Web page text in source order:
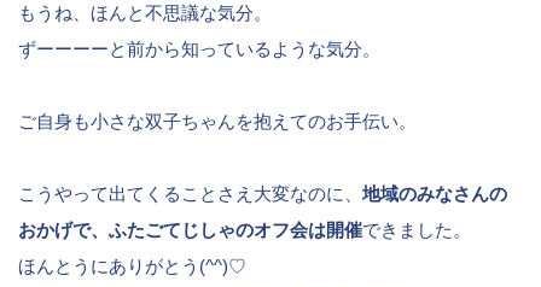
もうね、ほんと不思議な気分。
ずーーーーと前から知っているような気分。
ご自身も小さな双子ちゃんを抱えてのお手伝い。
こうやって出てくることさえ大変なのに、地域のみなさんの
おかげで、ふたごてじしゃのオフ会は開催できました。
ほんとうにありがとう(^^)♡